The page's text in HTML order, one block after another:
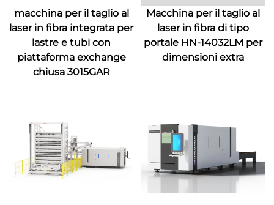
macchina per il taglio al
laser in fibra integrata per
lastre e tubi con
piattaforma exchange
chiusa 3015GAR
Macchina per il taglio al
laser in fibra di tipo
portale HN-14032LM per
dimensioni extra